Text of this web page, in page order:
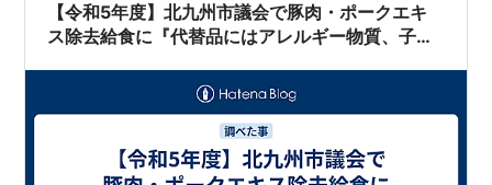
【令和5年度】北九州市議会で豚肉・ポークエキ
ス除去給食に『代替品にはアレルギー物質、子供